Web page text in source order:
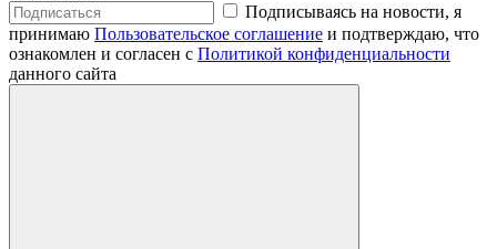
Подписываясь на новости, я
принимаю Пользовательское соглашение и подтверждаю, что
ознакомлен и согласен с Политикой конфиденциальности
данного сайта